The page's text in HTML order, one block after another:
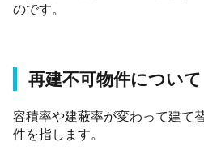
のです。
再建不可物件について
容積率や建蔽率が変わって建て
件を指します。